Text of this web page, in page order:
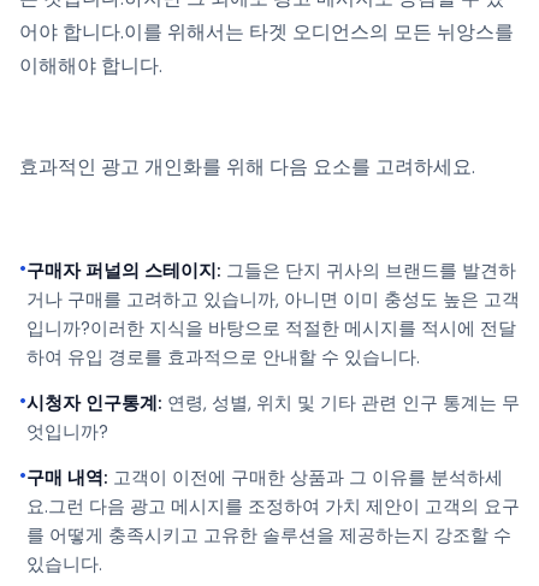
어야 합니다.이를 위해서는 타겟 오디언스의 모든 뉘앙스를
이해해야 합니다.
효과적인 광고 개인화를 위해 다음 요소를 고려하세요.
•구매자 퍼널의 스테이지: 그들은 단지 귀사의 브랜드를 발견하
거나 구매를 고려하고 있습니까, 아니면 이미 충성도 높은 고객
입니까?이러한 지식을 바탕으로 적절한 메시지를 적시에 전달
하여 유입 경로를 효과적으로 안내할 수 있습니다.
•시청자 인구통계: 연령, 성별, 위치 및 기타 관련 인구 통계는 무
엇입니까?
•구매 내역: 고객이 이전에 구매한 상품과 그 이유를 분석하세
요.그런 다음 광고 메시지를 조정하여 가치 제안이 고객의 요구
를 어떻게 충족시키고 고유한 솔루션을 제공하는지 강조할 수
있습니다.